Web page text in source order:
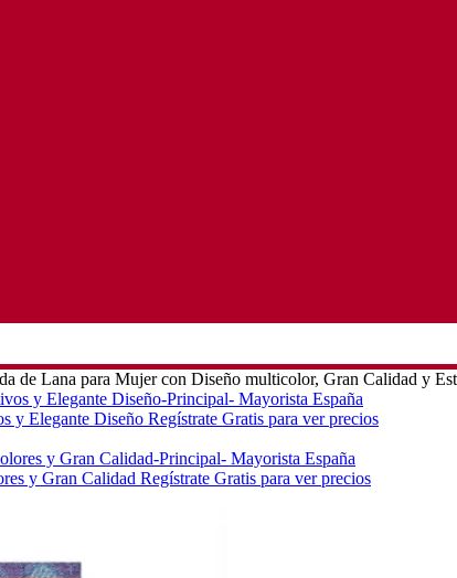
de Lana para Mujer con Diseño multicolor, Gran Calidad y
y Elegante Diseño Regístrate Gratis para ver precios
y Gran Calidad Regístrate Gratis para ver precios